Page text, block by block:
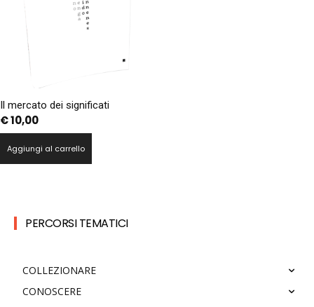
Il mercato dei significati
€10,00
Aggiungi al carrello
PERCORSI TEMATICI
COLLEZIONARE
CONOSCERE